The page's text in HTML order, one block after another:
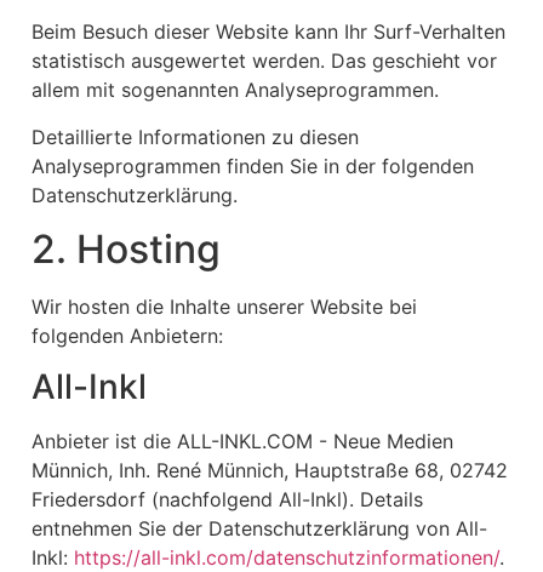
Beim Besuch dieser Website kann Ihr Surf-Verhalten
statistisch ausgewertet werden. Das geschieht vor
allem mit sogenannten Analyseprogrammen.
Detaillierte Informationen zu diesen
Analyseprogrammen finden Sie in der folgenden
Datenschutzerklärung.
2. Hosting
Wir hosten die Inhalte unserer Website bei
folgenden Anbietern:
All-Inkl
Anbieter ist die ALL-INKL.COM - Neue Medien
Münnich, Inh. René Münnich, Hauptstraße 68, 02742
Friedersdorf (nachfolgend All-Inkl). Details
entnehmen Sie der Datenschutzerklärung von All-
Inkl: https://all-inkl.com/datenschutzinformationen/.